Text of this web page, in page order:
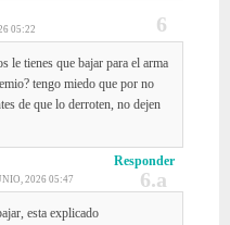
05:22
le tienes que bajar para el arma
tengo miedo que por no
de que lo derroten, no dejen
Responder
2026 05:47
esta explicado